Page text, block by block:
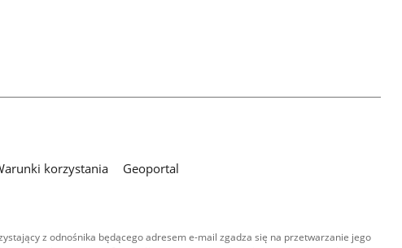
korzystania
Geoportal
z odnośnika będącego adresem e-mail zgadza się na przetwarzanie jego